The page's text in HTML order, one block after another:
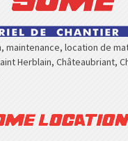
maintenance, location de
Herblain, Châteaubriant,